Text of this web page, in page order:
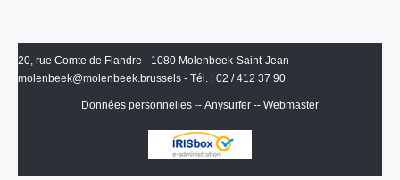
20, rue Comte de Flandre - 1080 Molenbeek-Saint-Jean
molenbeek@molenbeek.brussels - Tél. : 02 / 412 37 90
Données personnelles -- Anysurfer -- Webmaster